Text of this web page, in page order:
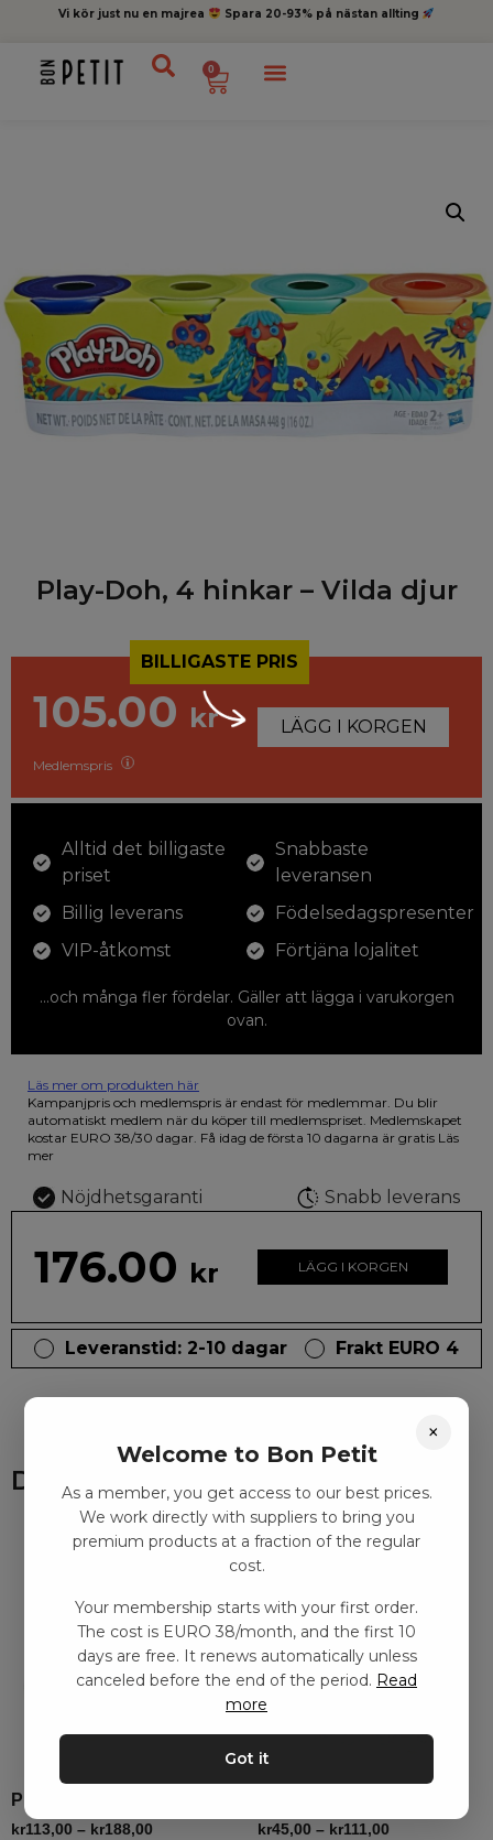
Vi kör just nu en majrea Spara 20-93% på nästan allting
0
Play-Doh, 4 hinkar – Vilda djur
BILLIGASTE PRIS
105.00 kr
Medlemspris
LÄGG I KORGEN
Alltid det billigaste
priset
Billig leverans
VIP-åtkomst
Snabbaste
leveransen
Födelsedagspresenter
Förtjäna lojalitet
...och många fler fördelar. Gäller att lägga i varukorgen
ovan.
Läs mer om produkten här
12 färgpennor som du kan färglägga dina teckningar med. På
illustrationen på den vackra askan finns fjärilar i vilda fluorescerande
färger.
Kampanjpris och medlemspris är endast för medlemmar. Du blir
automatiskt medlem när du köper till medlemspriset. Medlemskapet
kostar EURO 38/30 dagar. Få idag de första 10 dagarna är gratis Läs
mer
Nöjdhetsgaranti Snabb leverans
176.00 kr LÄGG I KORGEN
Leveranstid: 2-10 dagar Frakt EURO 4
Du kanske också gillar
Play-Doh – Brödrost lekset
kr113,00 – kr188,00 kr45,00 – kr111,00
×
Welcome to Bon Petit
As a member, you get access to our best prices.
We work directly with suppliers to bring you
premium products at a fraction of the regular
cost.
Your membership starts with your first order.
The cost is EURO 38/month, and the first 10
days are free. It renews automatically unless
canceled before the end of the period. Read
more
Got it